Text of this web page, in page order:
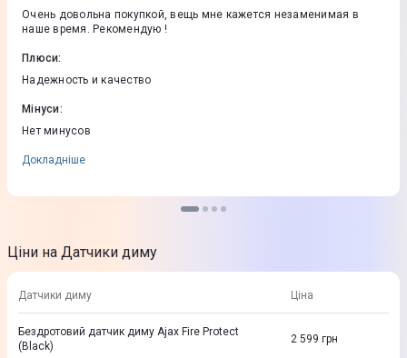
Очень довольна покупкой, вещь мне кажется незаменимая в
наше время. Рекомендую !
Плюси:
Надежность и качество
Мінуси:
Нет минусов
Докладніше
Ціни на Датчики диму
Датчики диму Ціна
Бездротовий датчик диму Ajax Fire Protect
(Black)
2 599 грн